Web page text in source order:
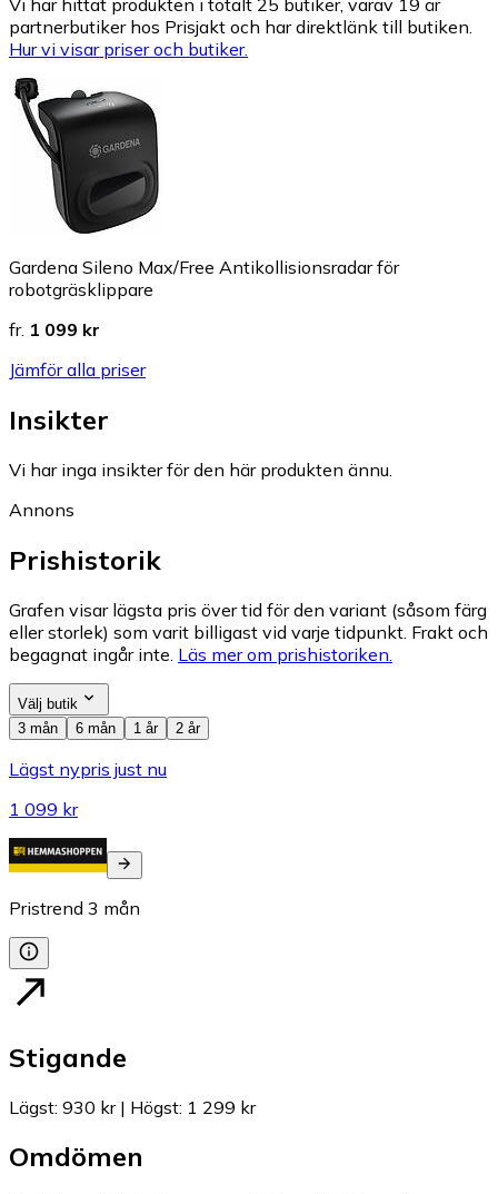
Vi har hittat produkten i totalt 25 butiker, varav 19 är
partnerbutiker hos Prisjakt och har direktlänk till butiken.
Hur vi visar priser och butiker.
Gardena Sileno Max/Free Antikollisionsradar för
robotgräsklippare
fr. 1 099 kr
Jämför alla priser
Insikter
Vi har inga insikter för den här produkten ännu.
Annons
Prishistorik
Grafen visar lägsta pris över tid för den variant (såsom färg
eller storlek) som varit billigast vid varje tidpunkt. Frakt och
begagnat ingår inte. Läs mer om prishistoriken.
Välj butik
3 mån
6 mån 1 år 2 år
Lägst nypris just nu
1 099 kr
Pristrend 3 mån
Stigande
Lägst: 930 kr| Högst: 1 299 kr
Omdömen